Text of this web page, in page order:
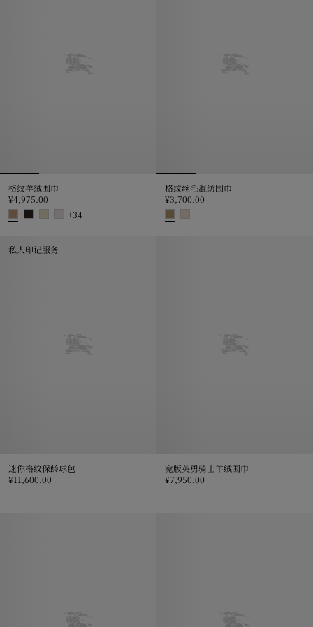
格纹羊绒围巾
¥4,975.00
+34
格纹丝毛混纺围巾
¥3,700.00
私人印记服务
迷你格纹保龄球包
¥11,600.00
宽版英勇骑士羊绒围巾
¥7,950.00